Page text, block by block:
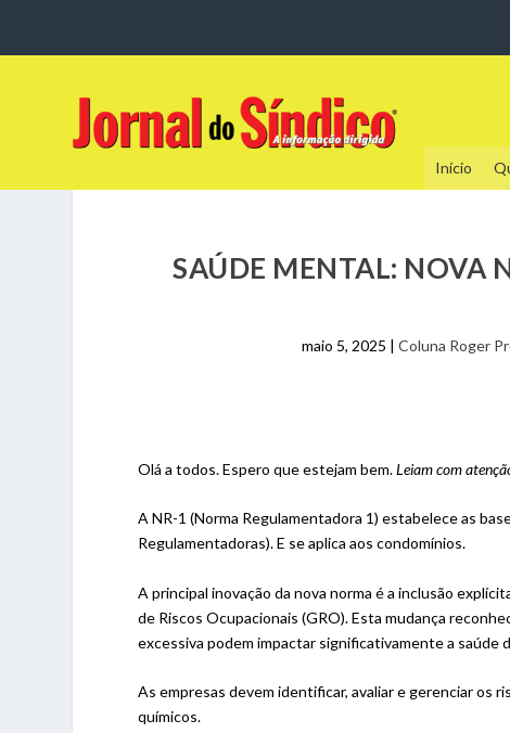
Início
SAÚDE MENTAL: NOVA
maio 5, 2025 | Coluna Roger
Olá a todos. Espero que estejam bem.Leiam com
A NR-1 (Norma Regulamentadora 1) estabelece as
Regulamentadoras). E se aplica aos condomínios.
A principal inovação da nova norma é a inclusão
de Riscos Ocupacionais (GRO). Esta mudança
excessiva podem impactar significativamente a saúde
As empresas devem identificar, avaliar e gerenciar os
químicos.